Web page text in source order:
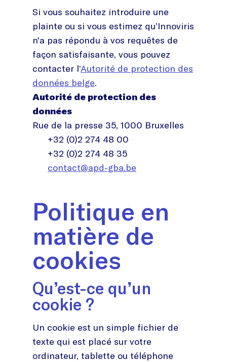
Si vous souhaitez introduire une
plainte ou si vous estimez qu’Innoviris
n'a pas répondu à vos requêtes de
façon satisfaisante, vous pouvez
contacter l’Autorité de protection des
données belge.
Autorité de protection des
données
Rue de la presse 35, 1000 Bruxelles
+32 (0)2 274 48 00
+32 (0)2 274 48 35
contact@apd-gba.be
Politique en
matière de
cookies
Qu’est-ce qu’un
cookie ?
Un cookie est un simple fichier de
texte qui est placé sur votre
ordinateur, tablette ou téléphone